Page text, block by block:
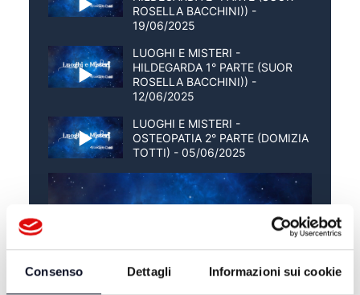
Consenso Dettagli Informazioni sui cookie
ROSELLA BACCHINI)) -
19/06/2025
LUOGHI E MISTERI -
HILDEGARDA 1° PARTE (SUOR
ROSELLA BACCHINI)) -
12/06/2025
LUOGHI E MISTERI -
OSTEOPATIA 2° PARTE (DOMIZIA
TOTTI) - 05/06/2025